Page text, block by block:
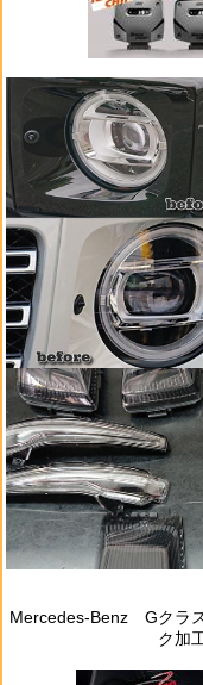
Mercedes‐Benz Gクラ
ク加